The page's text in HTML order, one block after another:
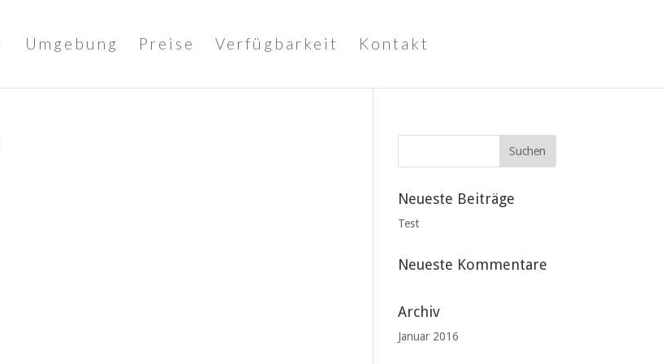
Umgebung Preise Verfügbarkeit Kontakt
Neueste Beiträge
Test
Neueste Kommentare
Archiv
Januar 2016